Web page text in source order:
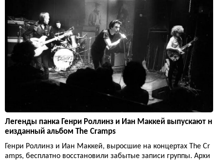
Легенды панка Генри Роллинз и Иан Маккей выпускают н
еизданный альбом The Cramps
Генри Роллинз и Иан Маккей, выросшие на концертах The Cr
amps, бесплатно восстановили забытые записи группы. Архи